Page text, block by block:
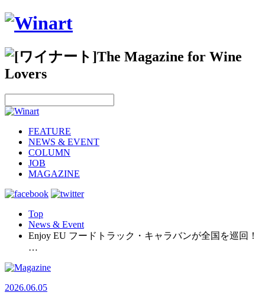
FEATURE
NEWS & EVENT
COLUMN
JOB
MAGAZINE
Top
News & Event
Enjoy EU フードトラック・キャラバンが全国を巡回！
…
2026.06.05